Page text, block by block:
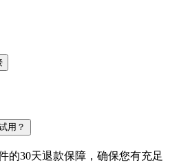
用？
的30天退款保障，确保您有充足